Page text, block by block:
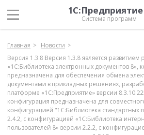
Система программ
Главная
Новости
Версия 1.3.8 Версия 1.3.8 является развитием
«1С:Библиотека электронных документов 8»,
предназначена для обеспечения обмена
документами в прикладных решениях,
платформе «1С:Предприятие» версии
конфигурация предназначена для
конфигурацией "1С:Библиотека стандартных
2.4.2, с конфигурацией «1С:Библиотека
пользователей 8» версии 2.2.2, с